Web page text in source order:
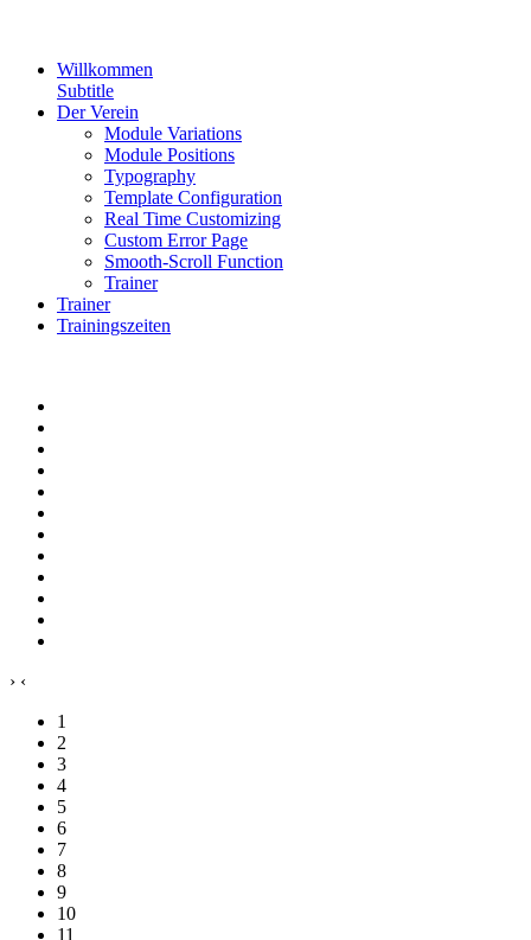
Willkommen
Subtitle
Der Verein
Module Variations
Module Positions
Typography
Template Configuration
Real Time Customizing
Custom Error Page
Smooth-Scroll Function
Trainer
Trainer
Trainingszeiten
› ‹
1
2
3
4
5
6
7
8
9
10
11